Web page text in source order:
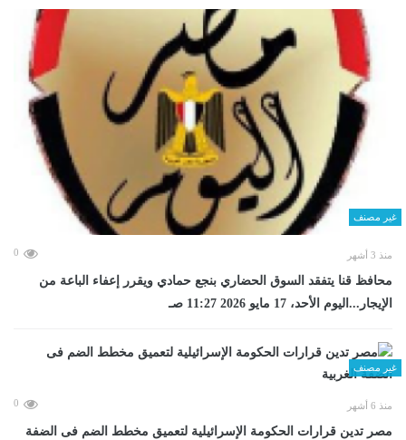
غير مصنف
منذ 3 أشهر 0
محافظ قنا يتفقد السوق الحضاري بنجع حمادي ويقرر إعفاء الباعة من
الإيجار...اليوم الأحد، 17 مايو 2026 11:27 صـ
غير مصنف
منذ 6 أشهر 0
مصر تدين قرارات الحكومة الإسرائيلية لتعميق مخطط الضم فى الضفة